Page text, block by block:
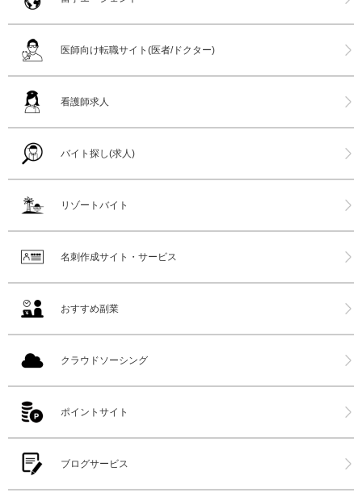
医師向け転職サイト(医者/ドクター)
看護師求人
バイト探し(求人)
リゾートバイト
名刺作成サイト・サービス
おすすめ副業
クラウドソーシング
ポイントサイト
ブログサービス